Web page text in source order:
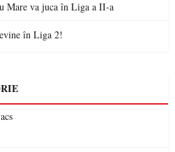
Mare va juca în Liga a II-a
în Liga 2!